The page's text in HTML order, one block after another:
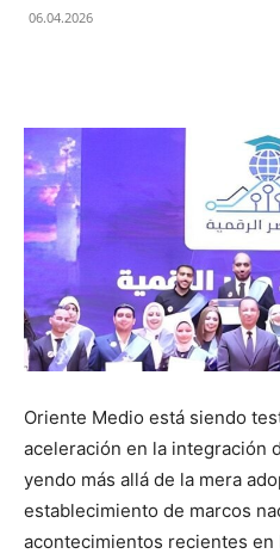
06.04.2026
Oriente Medio está siendo
aceleración en la integración
yendo más allá de la mera
establecimiento de marcos
acontecimientos recientes en